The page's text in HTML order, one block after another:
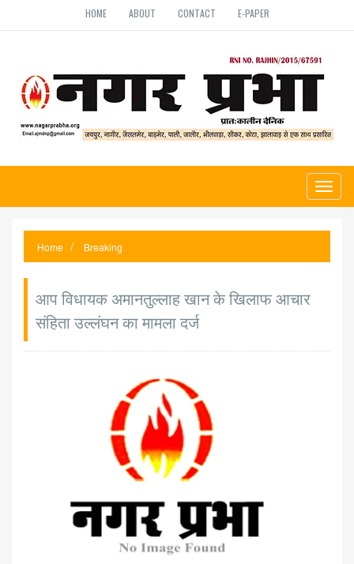
HOME ABOUT CONTACT E-PAPER
Home Breaking
आप विधायक अमानतुल्लाह खान के खिलाफ आचार
संहिता उल्लंघन का मामला दर्ज